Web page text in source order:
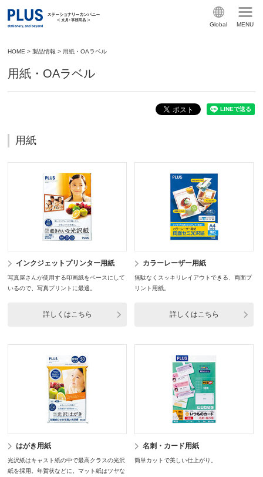
Global MENU
HOME >製品情報 > 用紙・OAラベル
用紙・OAラベル
用紙
インクジェットプリンター用紙
写真屋さんが使用する印画紙をベースにして
いるので、写真プリントに最適。
詳しくはこちら
カラーレーザー用紙
無駄なくスッキリレイアウトできる、両面プ
リント用紙。
詳しくはこちら
はがき用紙
光沢紙はキャスト紙の中で最高クラスの光沢
紙を採用。年賀状などに。マット紙はツヤな
名刺・カード用紙
簡単カットで美しい仕上がり。